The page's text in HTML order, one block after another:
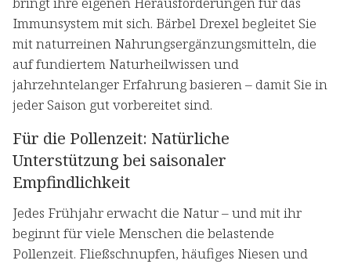
Immunsystem mit sich. Bärbel Drexel begleitet Sie
mit naturreinen Nahrungsergänzungsmitteln, die
auf fundiertem Naturheilwissen und
jahrzehntelanger Erfahrung basieren – damit Sie in
jeder Saison gut vorbereitet sind.
Für die Pollenzeit: Natürliche
Unterstützung bei saisonaler
Empfindlichkeit
Jedes Frühjahr erwacht die Natur – und mit ihr
beginnt für viele Menschen die belastende
Pollenzeit. Fließschnupfen, häufiges Niesen und